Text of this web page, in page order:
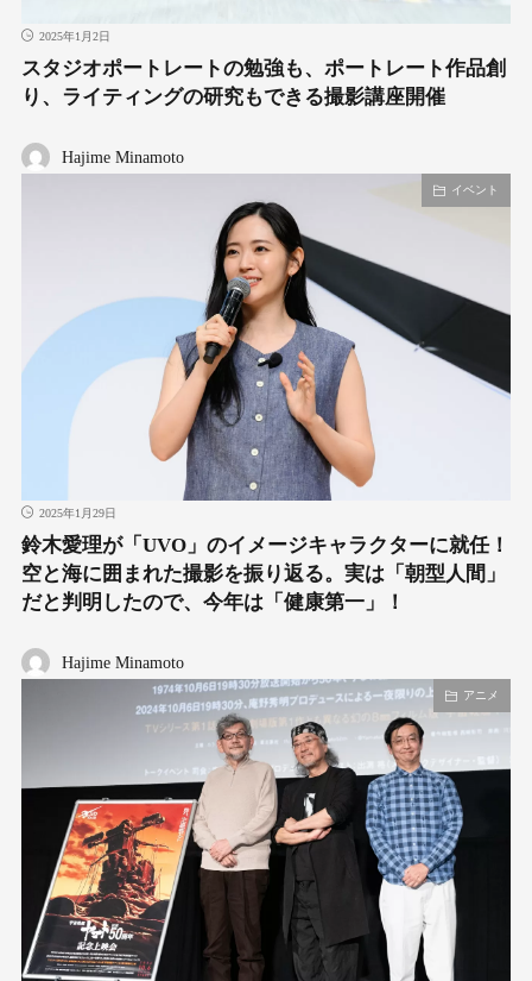
2025年1月2日
スタジオポートレートの勉強も、ポートレート作品創
り、ライティングの研究もできる撮影講座開催
Hajime Minamoto
イベント
2025年1月29日
鈴木愛理が「UVO」のイメージキャラクターに就任！
空と海に囲まれた撮影を振り返る。実は「朝型人間」
だと判明したので、今年は「健康第一」！
Hajime Minamoto
アニメ